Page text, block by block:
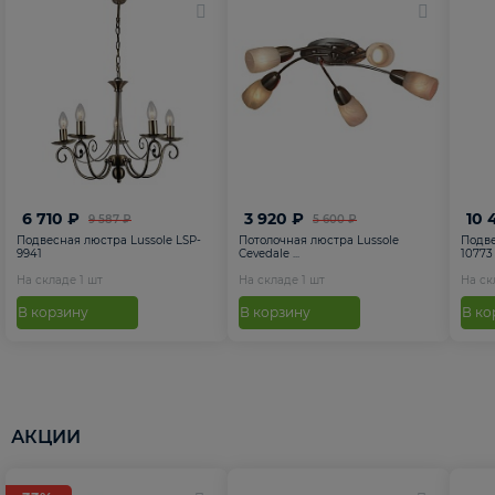
9 587 ₽
6 710 ₽
Подвесная люстра Lussole LSP-
9941
На складе 1 шт
В корзину
5 600 ₽
3 920 ₽
Потолочная люстра Lussole
Cevedale ...
На складе 1 шт
В корзину
10
10773
На
В
АКЦИИ